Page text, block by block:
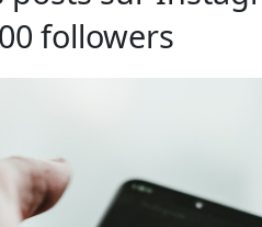
followers